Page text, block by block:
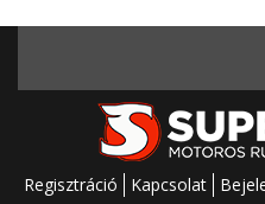
Regisztráció Kapcsolat